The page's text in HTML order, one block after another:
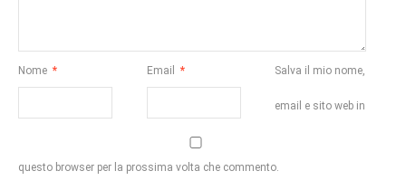
Nome * Email * Salva il mio nome,
email e sito web in
questo browser per la prossima volta che commento.